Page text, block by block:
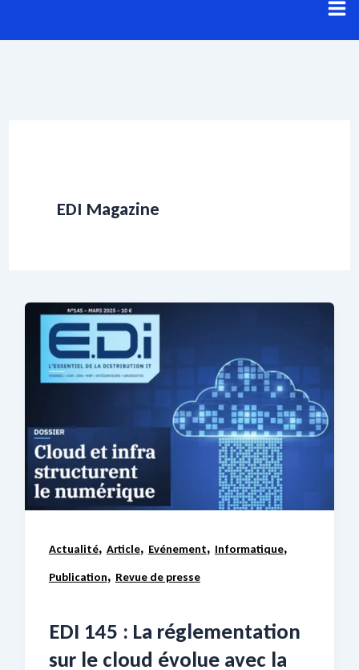
au
EDI Magazine
Actualité, Article, Evénement, Informatique,
Publication, Revue de presse
EDI 145 : La réglementation
sur le cloud évolue avec la